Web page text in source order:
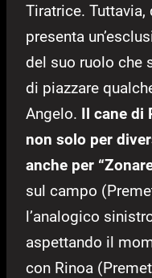
Tiratrice.
presenta
del suo ruolo che
di piazzare
Angelo. Il cane di
non solo per
anche per
sul campo
l’analogico
aspettando il
con Rinoa